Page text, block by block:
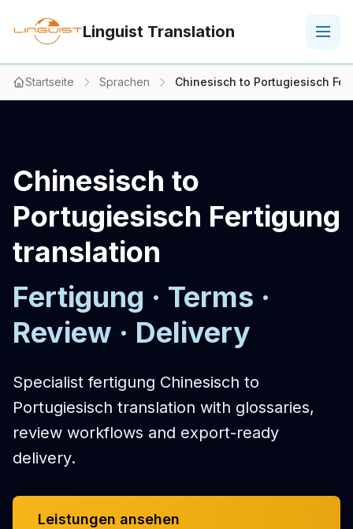
Linguist Translation
Startseite Sprachen Chinesisch to Portugiesisch
Chinesisch to
Portugiesisch Fertigung
translation
Fertigung · Terms ·
Review · Delivery
Specialist fertigung Chinesisch to
Portugiesisch translation with glossaries,
review workflows and export-ready
delivery.
Leistungen ansehen